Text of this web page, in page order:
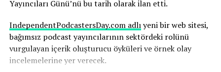
basında nasıl yankı uyandırdığını anlamak herkes için
çok önemli; yaşananlar büyüleyici” diyen Robbins,
şunları söyledi:
“Nice’te uçaktan indim ve Today Show’dan arkadaşım
Huda ile karşılaştım. Uzun uzun sohbet ettik. İkimizin
Yayıncıları Günü’nü bu tarih olarak ilan etti.
IndependentPodcastersDay.com adlıyeni bir web sitesi,
bağımsız podcast yayıncılarının sektördeki rolünü
vurgulayan içerik oluşturucu öyküleri ve örnek olay
incelemelerine yer verecek.